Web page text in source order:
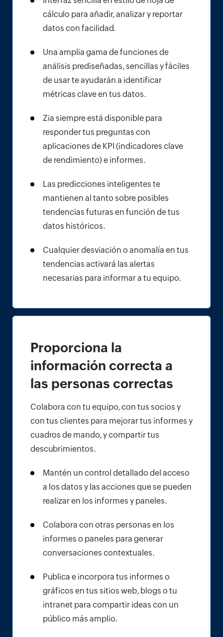
cálculo para añadir, analizar y reportar
datos con facilidad.
Una amplia gama de funciones de
análisis prediseñadas, sencillas y fáciles
de usar te ayudarán a identificar
métricas clave en tus datos.
Zia siempre está disponible para
responder tus preguntas con
aplicaciones de KPI (indicadores clave
de rendimiento) e informes.
Las predicciones inteligentes te
mantienen al tanto sobre posibles
tendencias futuras en función de tus
datos históricos.
Cualquier desviación o anomalía en tus
tendencias activará las alertas
necesarias para informar a tu equipo.
Proporciona la
información correcta a
las personas correctas
Colabora con tu equipo, con tus socios y
con tus clientes para mejorar tus informes y
cuadros de mando, y compartir tus
descubrimientos.
Mantén un control detallado del acceso
a los datos y las acciones que se pueden
realizar en los informes y paneles.
Colabora con otras personas en los
informes o paneles para generar
conversaciones contextuales.
Publica e incorpora tus informes o
gráficos en tus sitios web, blogs o tu
intranet para compartir ideas con un
público más amplio.